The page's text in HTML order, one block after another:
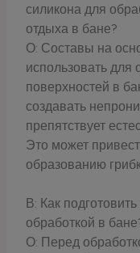
силикона для
отдыха в бане?
О: Составы на
использовать для
поверхностей в
создавать
препятствует
Это может
образованию
В: Как
обработкой в
О: Перед